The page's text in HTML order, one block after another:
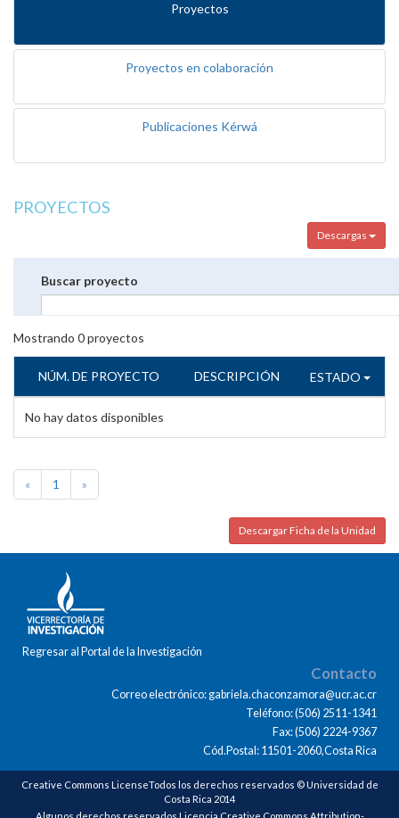
Proyectos
Proyectos en colaboración
Publicaciones Kérwá
PROYECTOS
Descargas
Buscar proyecto
Mostrando 0proyectos
NÚM. DE PROYECTO DESCRIPCIÓN ESTADO
No hay datos disponibles
« 1 »
Descargar Ficha de la Unidad
Regresar al Portal de la Investigación
Contacto
Correo electrónico: gabriela.chaconzamora@ucr.ac.cr
Teléfono: (506) 2511-1341
Fax: (506) 2224-9367
Cód.Postal: 11501-2060,Costa Rica
Creative Commons LicenseTodos los derechos reservados © Universidad de
Costa Rica 2014